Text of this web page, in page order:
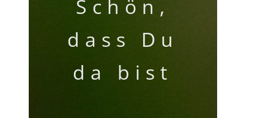
Schön,
dass Du
da bist